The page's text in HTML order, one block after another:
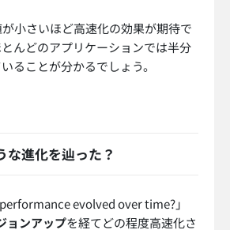
小さいほど高速化の効果が期待で
んどのアプリケーションでは半分
ることが分かるでしょう。
な進化を辿った？
evolved over time?」
ョンアップを経てどの程度高速化さ